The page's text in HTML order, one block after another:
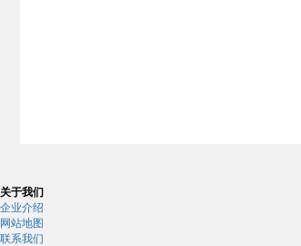
关于我们
企业介绍
网站地图
联系我们